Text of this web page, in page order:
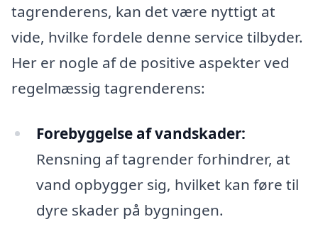
tagrenderens, kan det være nyttigt at
vide, hvilke fordele denne service tilbyder.
Her er nogle af de positive aspekter ved
regelmæssig tagrenderens:
Forebyggelse af vandskader:
Rensning af tagrender forhindrer, at
vand opbygger sig, hvilket kan føre til
dyre skader på bygningen.